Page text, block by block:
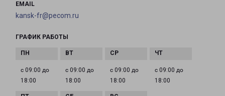
EMAIL
kansk-fr@pecom.ru
ГРАФИК РАБОТЫ
с 09:00 до
18:00
с 09:00 до
18:00
с 09:00 до
18:00
с 09:00 до
18:00